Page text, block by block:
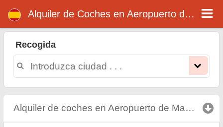
Alquiler de Coches en Aeropuerto de Mallorca
Recogida
Alquiler de coches en Aeropuerto de Mallorca